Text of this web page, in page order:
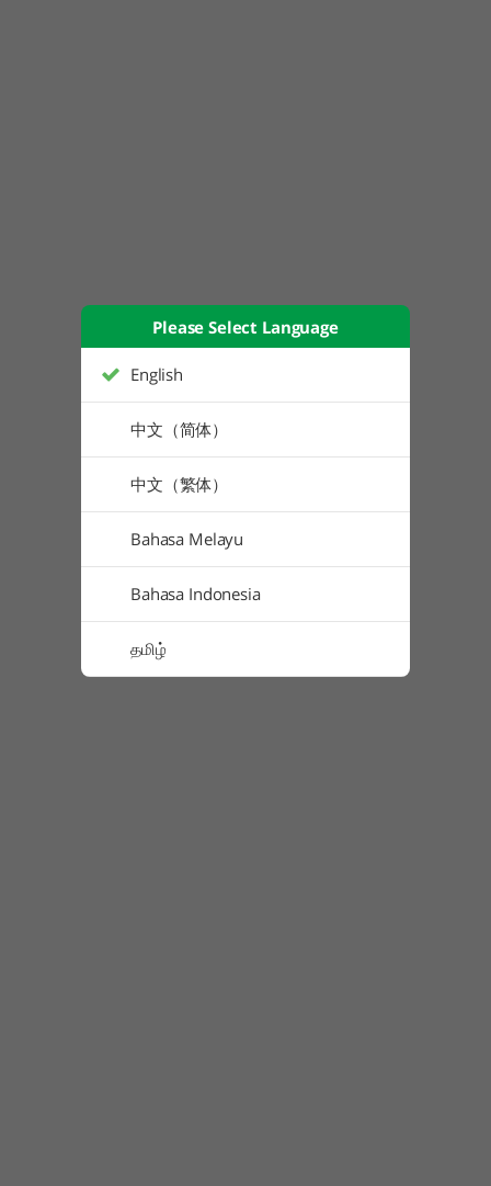
Please Select Language
English
中文（简体）
中文（繁体）
Bahasa Melayu
Bahasa Indonesia
தமிழ்